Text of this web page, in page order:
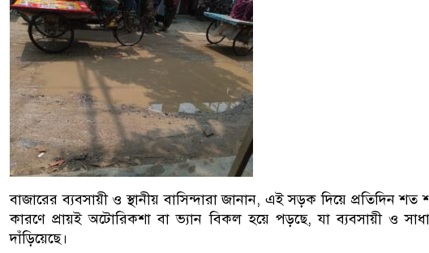
বাজারের ব্যবসায়ী ও স্থানীয় বাসিন্দারা জানান, এই সড়ক দিয়ে প্রতিদিন
কারণে প্রায়ই অটোরিকশা বা ভ্যান বিকল হয়ে পড়ছে, যা ব্যবসায়ী ও
দাঁড়িয়েছে।